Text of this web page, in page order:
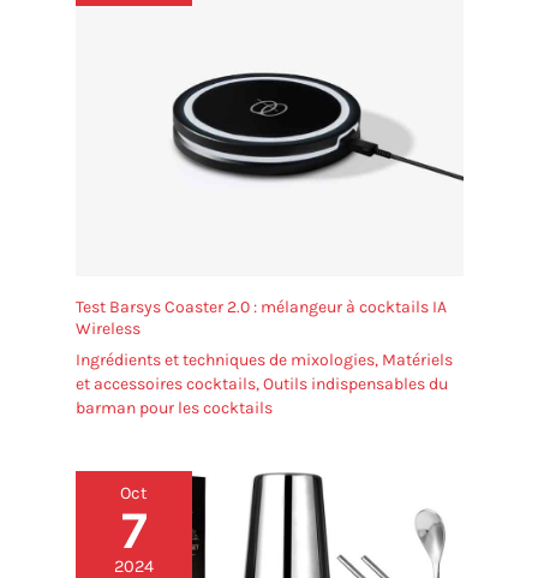
Test Barsys Coaster 2.0 : mélangeur à cocktails IA
Wireless
Ingrédients et techniques de mixologies, Matériels
et accessoires cocktails,Outils indispensables du
barman pour les cocktails
Oct
7
2024